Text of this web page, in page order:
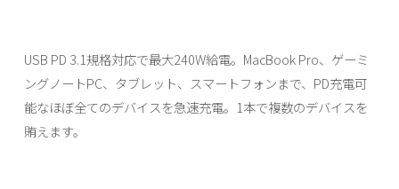
USB PD 3.1規格対応で最大240W給電。MacBook Pro、ゲーミ
ングノートPC、タブレット、スマートフォンまで、PD充電可
能なほぼ全てのデバイスを急速充電。1本で複数のデバイスを
賄えます。